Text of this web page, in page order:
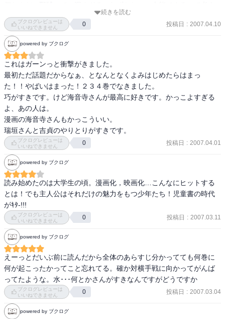
が、想像できない。うーん…
続きを読む
ブクログレビューは
いいねできません
0 投稿日 : 2007.04.10
powered by ブクログ
これはガーンっと衝撃がきました。
最初ただ話題だからなぁ、となんとなくよみはじめたらはまっ
た！！やばいはまった！２３４巻でなきました。
巧がすきです。けど海音寺さんが最高に好きです。かっこよすぎる
よ、あの人は。
漫画の海音寺さんもかっこういい。
ブクログレビューは
いいねできません
0 投稿日 : 2007.04.01
powered by ブクログ
読み始めたのは大学生の頃。漫画化，映画化…こんなにヒットする
とは！でも主人公はそれだけの魅力をもつ少年たち！児童書の時代
がｷﾀ-!!!
ブクログレビューは
いいねできません
0 投稿日 : 2007.03.11
powered by ブクログ
えーっとだいぶ前に読んだから全体のあらすじ分かってても何巻に
何が起こったかってこと忘れてる。確か対横手戦に向かってがんば
ってたような。水･･･何とかさんがすきなんですがどうですか
ブクログレビューは
いいねできません
0 投稿日 : 2007.03.04
powered by ブクログ